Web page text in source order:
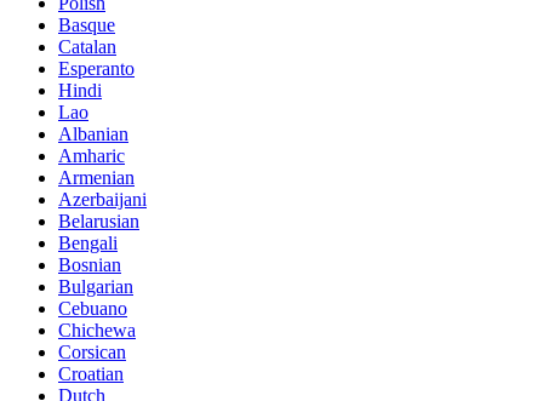
Basque
Catalan
Esperanto
Hindi
Lao
Albanian
Amharic
Armenian
Azerbaijani
Belarusian
Bengali
Bosnian
Bulgarian
Cebuano
Chichewa
Corsican
Croatian
Dutch